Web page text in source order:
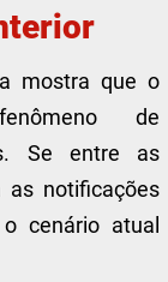
mostra que o
de
Se entre as
as notificações
cenário atual